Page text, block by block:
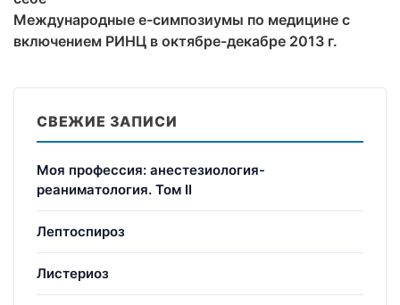
Международные e-симпозиумы по медицине с
включением РИНЦ в октябре-декабре 2013 г.
СВЕЖИЕ ЗАПИСИ
Моя профессия: анестезиология-
реаниматология. Том II
Лептоспироз
Листериоз